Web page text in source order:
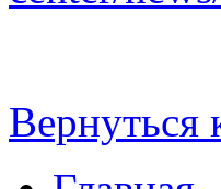
Вернуться